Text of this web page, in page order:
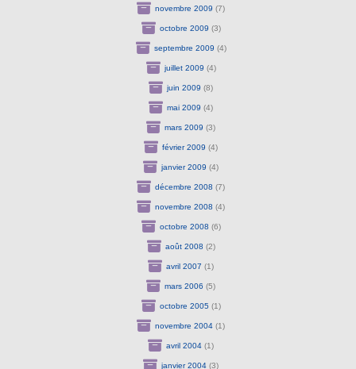
novembre 2009 (7)
octobre 2009 (3)
septembre 2009 (4)
juillet 2009 (4)
juin 2009 (8)
mai 2009 (4)
mars 2009 (3)
février 2009 (4)
janvier 2009 (4)
décembre 2008 (7)
novembre 2008 (4)
octobre 2008 (6)
août 2008 (2)
avril 2007 (1)
mars 2006 (5)
octobre 2005 (1)
novembre 2004 (1)
avril 2004 (1)
janvier 2004 (3)